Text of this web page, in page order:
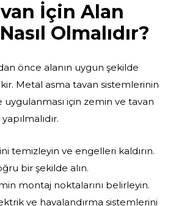
İçin Alan
Olmalıdır?
önce alanın uygun şekilde
Metal asma tavan sistemlerinin
için zemin ve tavan
temizleyin ve engelleri kaldırın.
bir şekilde alın.
montaj noktalarını belirleyin.
ve havalandırma sistemlerini